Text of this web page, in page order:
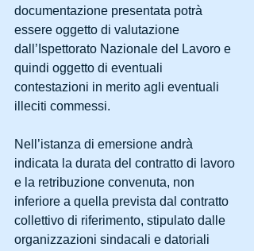
documentazione presentata potrà
essere oggetto di valutazione
dall’Ispettorato Nazionale del Lavoro e
quindi oggetto di eventuali
contestazioni in merito agli eventuali
illeciti commessi.
Nell’istanza di emersione andrà
indicata la durata del contratto di lavoro
e la retribuzione convenuta, non
inferiore a quella prevista dal contratto
collettivo di riferimento, stipulato dalle
organizzazioni sindacali e datoriali